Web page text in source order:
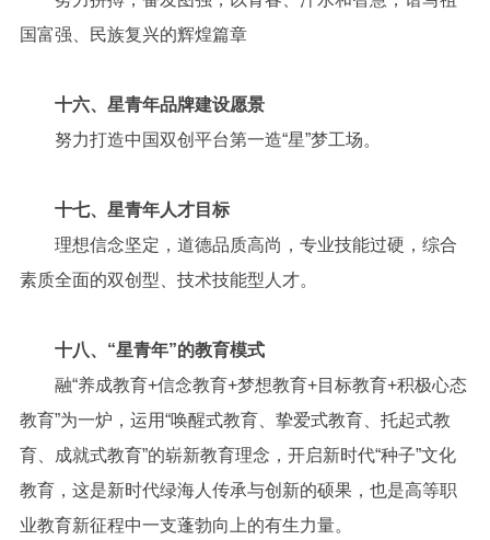
国富强、民族复兴的辉煌篇章
十六、星青年品牌建设愿景
努力打造中国双创平台第一造“星”梦工场。
十七、星青年人才目标
理想信念坚定，道德品质高尚，专业技能过硬，综合
素质全面的双创型、技术技能型人才。
十八、“星青年”的教育模式
融“养成教育+信念教育+梦想教育+目标教育+积极心态
教育”为一炉，运用“唤醒式教育、挚爱式教育、托起式教
育、成就式教育”的崭新教育理念，开启新时代“种子”文化
教育，这是新时代绿海人传承与创新的硕果，也是高等职
业教育新征程中一支蓬勃向上的有生力量。